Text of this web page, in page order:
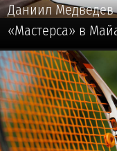
Даниил
«Мастерса» в
🥎 #ТЕННИС